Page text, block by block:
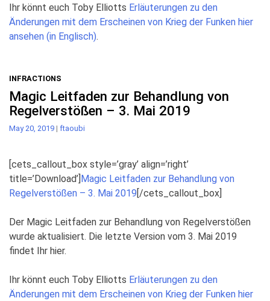
Ihr könnt euch Toby Elliotts Erläuterungen zu den
Änderungen mit dem Erscheinen von Krieg der Funken hier
ansehen (in Englisch).
INFRACTIONS
Magic Leitfaden zur Behandlung von
Regelverstößen – 3. Mai 2019
May 20, 2019 | ftaoubi
[cets_callout_box style=’gray’ align=’right’
title=’Download’] Magic Leitfaden zur Behandlung von
Regelverstößen – 3. Mai 2019 [/cets_callout_box]
Der Magic Leitfaden zur Behandlung von Regelverstößen
wurde aktualisiert. Die letzte Version vom 3. Mai 2019
findet Ihr hier.
Ihr könnt euch Toby Elliotts Erläuterungen zu den
Änderungen mit dem Erscheinen von Krieg der Funken hier